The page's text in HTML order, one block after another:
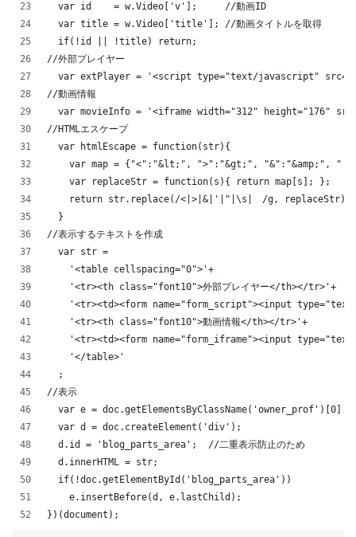
  var id    = w.Video['v'];     //動画ID
  var title = w.Video['title']; //動画タイトルを取得
  if(!id || !title) return;
//外部プレイヤー
var extPlayer = '<script type="text/javascript"
//動画情報
var movieInfo = '<iframe width="312" height="176"
//HTMLエスケープ
  var htmlEscape = function(str){
var map = {"<":"&lt;", ">":"&gt;", "&":"&amp;",
    var replaceStr = function(s){ return map[s]; };
    return str.replace(/<|>|&|'|"|\s|　/g, replaceStr);
  }
//表示するテキストを作成
  var str =
    '<table cellspacing="0">'+
    '<tr><th class="font10">外部プレイヤー</th></tr>'+
'<tr><td><form name="form_script"><input
    '<tr><th class="font10">動画情報</th></tr>'+
'<tr><td><form name="form_iframe"><input
    '</table>'
  ;
//表示
var e =
  var d = doc.createElement('div');
  d.id = 'blog_parts_area';  //二重表示防止のため
  d.innerHTML = str;
  if(!doc.getElementById('blog_parts_area'))
    e.insertBefore(d, e.lastChild);
})(document);